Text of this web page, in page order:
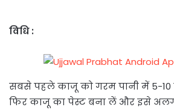
विधि :
सबसे पहले काजू को गरम पानी में 5-10
फिर काजू का पेस्ट बना लें और इसे